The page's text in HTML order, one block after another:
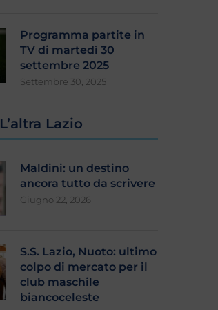
Programma partite in
TV di martedì 30
settembre 2025
Settembre 30, 2025
L’altra Lazio
Maldini: un destino
ancora tutto da scrivere
Giugno 22, 2026
S.S. Lazio, Nuoto: ultimo
colpo di mercato per il
club maschile
biancoceleste